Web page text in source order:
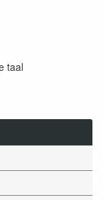
taal